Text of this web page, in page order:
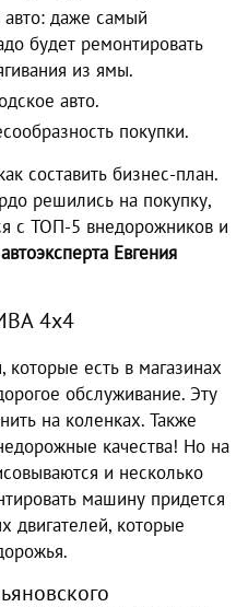
даже самый
будет ремонтировать
из ямы.
авто.
покупки.
составить бизнес-план.
решились на покупку,
с ТОП-5 внедорожников и
автоэксперта Евгения
4х4
есть в магазинах
обслуживание. Эту
на коленках. Также
качества! Но на
и несколько
машину придется
двигателей, которые